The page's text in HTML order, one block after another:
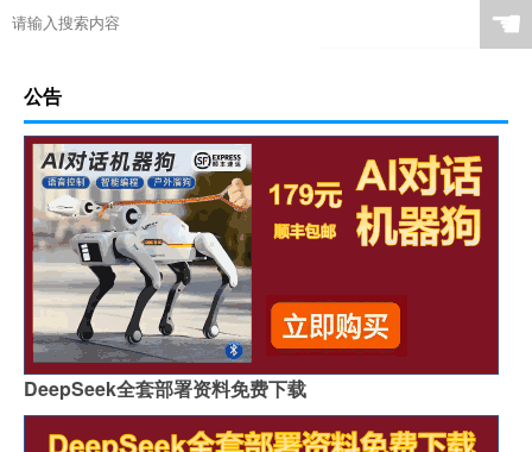
☚
公告
DeepSeek全套部署资料免费下载